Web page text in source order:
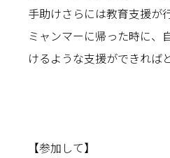
手助けさらには教育支援が
ミャンマーに帰った時に、
けるような支援ができれば
【参加して】